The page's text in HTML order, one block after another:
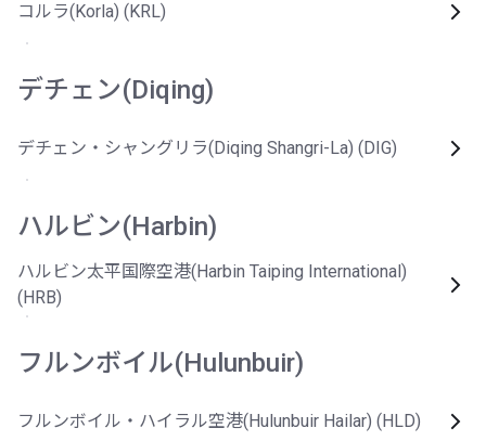
コルラ(Korla) (KRL)
デチェン(Diqing)
デチェン・シャングリラ(Diqing Shangri-La) (DIG)
ハルビン(Harbin)
ハルビン太平国際空港(Harbin Taiping International)
(HRB)
フルンボイル(Hulunbuir)
フルンボイル・ハイラル空港(Hulunbuir Hailar) (HLD)